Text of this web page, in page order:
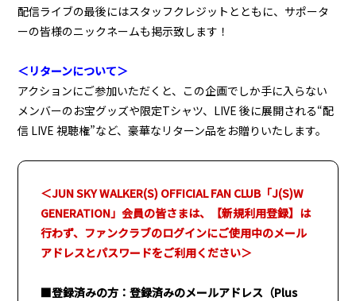
配信ライブの最後にはスタッフクレジットとともに、サポータ
ーの皆様のニックネームも掲示致します！
＜リターンについて＞
アクションにご参加いただくと、この企画でしか手に入らない
メンバーのお宝グッズや限定Tシャツ、LIVE 後に展開される“配
信 LIVE 視聴権”など、豪華なリターン品をお贈りいたします。
＜JUN SKY WALKER(S) OFFICIAL FAN CLUB「J(S)W
GENERATION」会員の皆さまは、【新規利用登録】は
行わず、ファンクラブのログインにご使用中のメール
アドレスとパスワードをご利用ください＞
■登録済みの方：登録済みのメールアドレス（Plus